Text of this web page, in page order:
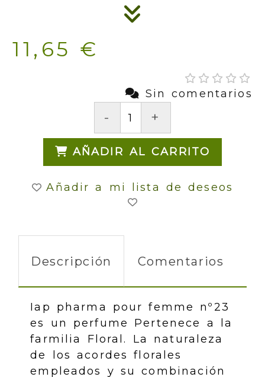
11,65 €
Sin comentarios
- +
AÑADIR AL CARRITO
Añadir a mi lista de deseos
Descripción Comentarios
Iap pharma pour femme nº23
es un perfume Pertenece a la
farmilia Floral. La naturaleza
de los acordes florales
empleados y su combinación